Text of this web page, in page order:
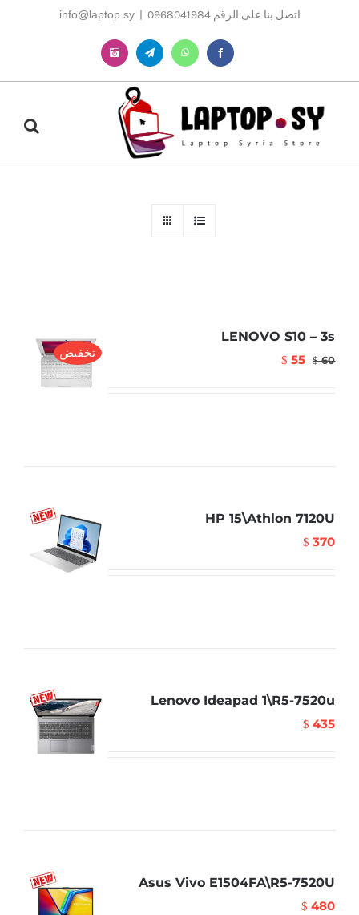
اتصل بنا على الرقم 0968041984 |
info@laptop.sy
Facebook
WhatsApp
Telegram
Instagram
تخفيض
LENOVO S10 – 3s
$60
$ 55
HP 15\Athlon 7120U
$ 370
Lenovo Ideapad 1\R5-7520u
$ 435
Asus Vivo E1504FA\R5-7520U
$ 480